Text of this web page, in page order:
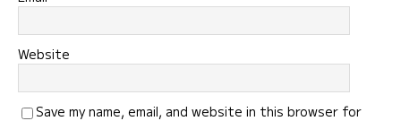
Website
Save my name, email, and website in this browser for